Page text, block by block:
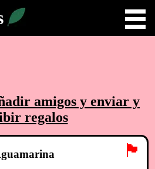
amigos y enviar y
regalos
🏴